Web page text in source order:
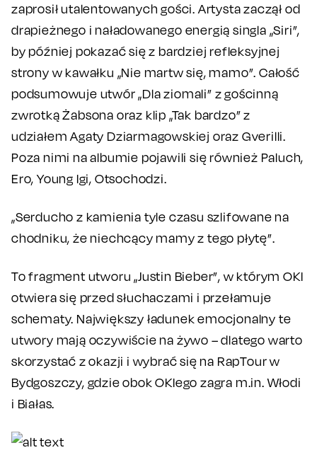
zaprosił utalentowanych gości. Artysta zaczął od
drapieżnego i naładowanego energią singla „Siri”,
by później pokazać się z bardziej refleksyjnej
strony w kawałku „Nie martw się, mamo”. Całość
podsumowuje utwór „Dla ziomali” z gościnną
zwrotką Żabsona oraz klip „Tak bardzo” z
udziałem Agaty Dziarmagowskiej oraz Gverilli.
Poza nimi na albumie pojawili się również Paluch,
Ero, Young Igi, Otsochodzi.
„Serducho z kamienia tyle czasu szlifowane na
chodniku, że niechcący mamy z tego płytę”.
To fragment utworu „Justin Bieber”, w którym OKI
otwiera się przed słuchaczami i przełamuje
schematy. Największy ładunek emocjonalny te
utwory mają oczywiście na żywo – dlatego warto
skorzystać z okazji i wybrać się na RapTour w
Bydgoszczy, gdzie obok OKIego zagra m.in. Włodi
i Białas.